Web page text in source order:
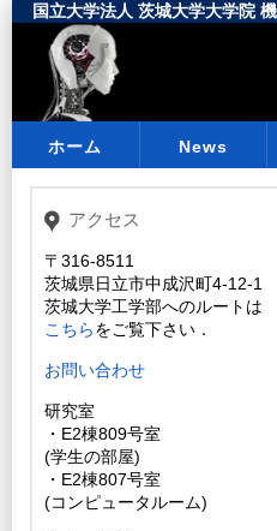
国立大学法人 茨城大学大学院
ホーム News
アクセス
〒316-8511
茨城県日立市中成沢町4-12-1
茨城大学工学部へのルートは
こちらをご覧下さい．
お問い合わせ
研究室
・E2棟809号室
(学生の部屋)
・E2棟807号室
(コンピュータルーム)